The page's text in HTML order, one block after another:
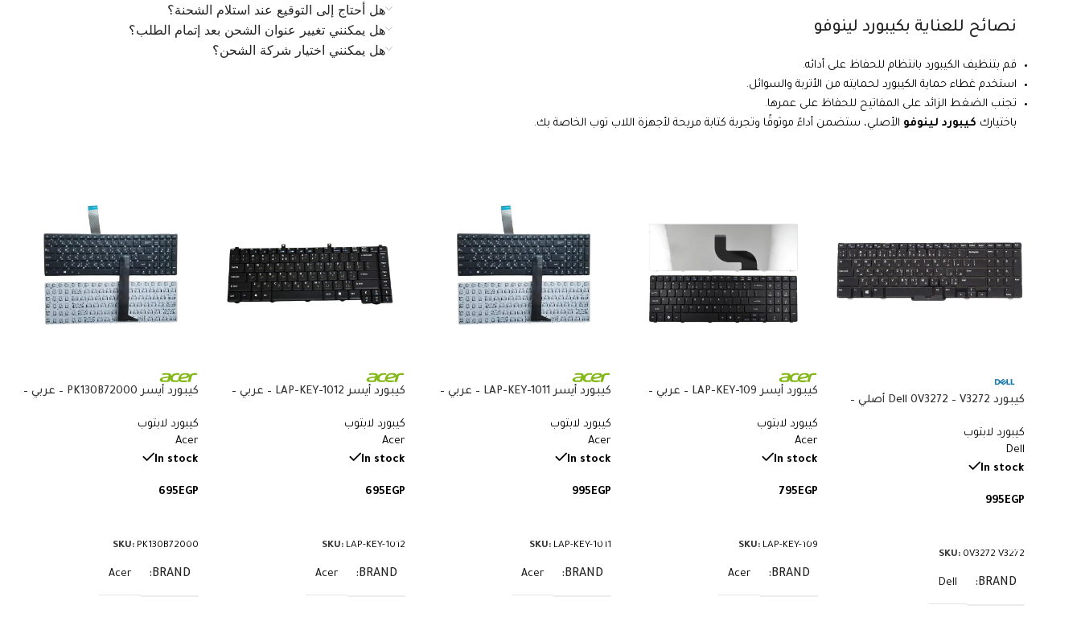
نصائح للعناية بكيبورد لينوفو
قم بتنظيف الكيبورد بانتظام للحفاظ على أدائه.
استخدم غطاء حماية الكيبورد لحمايته من الأتربة والسوائل.
تجنب الضغط الزائد على المفاتيح للحفاظ على عمرها.
باختيارك كيبورد لينوفو الأصلي، ستضمن أداءً موثوقًا وتجربة كتابة مريحة لأجهزة اللاب توب الخاصة بك.
هل أحتاج إلى التوقيع عند استلام الشحنة؟
هل يمكنني تغيير عنوان الشحن بعد إتمام الطلب؟
هل يمكنني اختيار شركة الشحن؟
كيبورد Dell 0V3272 – V3272 أصلي –
QWERTY بإضاءة خلفية بالعربي
والإنجليزي
كيبورد لابتوب
Dell
In stock
995EGP
SKU: 0V3272 V3272
BRAND
Dell
كيبورد أيسر LAP-KEY-109 – عربي –
كيبورد لابتوب
Acer
In stock
795EGP
SKU: LAP-KEY-109
BRAND
Acer
كيبورد أيسر LAP-KEY-1011 – عربي –
وA315-23 وAspire 5 A515-52 وA515-53
كيبورد لابتوب
Acer
In stock
995EGP
SKU: LAP-KEY-1011
BRAND
Acer
كيبورد أيسر LAP-KEY-1012 – عربي –
و3680 و5050 و5580 و5600
كيبورد لابتوب
Acer
In stock
695EGP
SKU: LAP-KEY-1012
BRAND
Acer
كيبورد أيسر PK130B72000 – عربي –
و5732 و5734 و5517 و5534 و5516
كيبورد لابتوب
Acer
In stock
695EGP
SKU: PK130B72000
BRAND
Acer